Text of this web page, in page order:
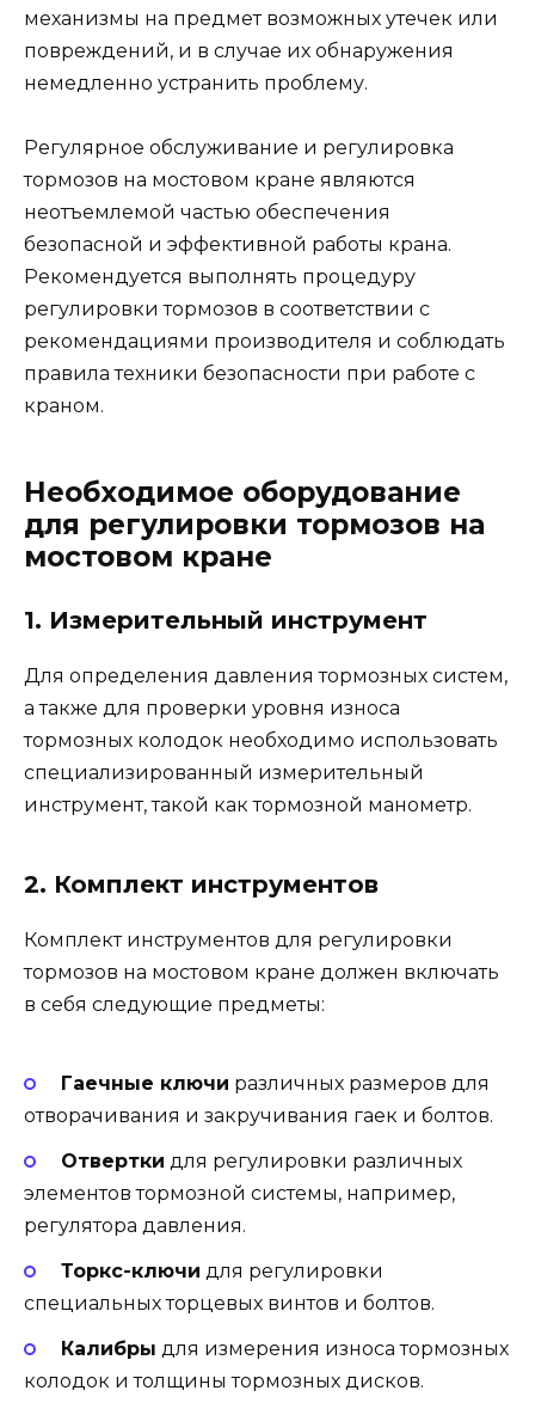
механизмы на предмет возможных утечек или
повреждений, и в случае их обнаружения
немедленно устранить проблему.
Регулярное обслуживание и регулировка
тормозов на мостовом кране являются
неотъемлемой частью обеспечения
безопасной и эффективной работы крана.
Рекомендуется выполнять процедуру
регулировки тормозов в соответствии с
рекомендациями производителя и соблюдать
правила техники безопасности при работе с
краном.
Необходимое оборудование
для регулировки тормозов на
мостовом кране
1. Измерительный инструмент
Для определения давления тормозных систем,
а также для проверки уровня износа
тормозных колодок необходимо использовать
специализированный измерительный
инструмент, такой как тормозной манометр.
2. Комплект инструментов
Комплект инструментов для регулировки
тормозов на мостовом кране должен включать
в себя следующие предметы:
Гаечные ключи различных размеров для
отворачивания и закручивания гаек и болтов.
Отвертки для регулировки различных
элементов тормозной системы, например,
регулятора давления.
Торкс-ключи для регулировки
специальных торцевых винтов и болтов.
Калибры для измерения износа тормозных
колодок и толщины тормозных дисков.